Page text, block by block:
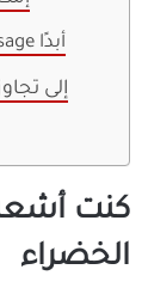
التشغيل البيني التي لن توفرها لك iMessage أبدًا
كنت
الخضراء